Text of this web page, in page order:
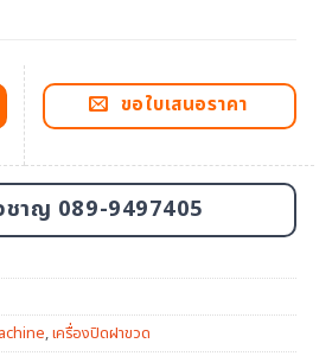
ขอใบเสนอราคา
ชาญ 089-9497405
,เครื่องปิดฝาขวด